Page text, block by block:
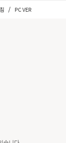
/ PC VER